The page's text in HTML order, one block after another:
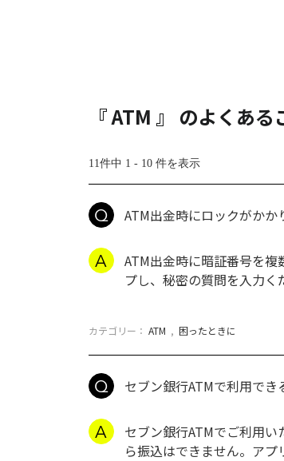
『 ATM 』 のよくある
11件中 1 - 10 件を表示
ATM出金時にロックがかか
ATM出金時に暗証番号を
プし、秘密の質問を入力
カテゴリー： ATM , 困ったときに
セブン銀行ATMで利用で
セブン銀行ATMでご利用
ら振込はできません。アプ